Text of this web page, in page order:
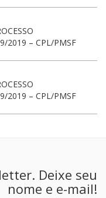
2019 – CPL/PMSF
2019 – CPL/PMSF
Deixe seu
nome e e-mail!